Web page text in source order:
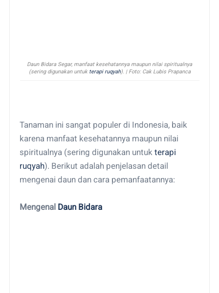
Daun Bidara Segar, manfaat kesehatannya maupun nilai spiritualnya
(sering digunakan untuk terapi ruqyah). | Foto: Cak Lubis Prapanca
Tanaman ini sangat populer di Indonesia, baik
karena manfaat kesehatannya maupun nilai
spiritualnya (sering digunakan untukterapi
ruqyah). Berikut adalah penjelasan detail
mengenai daun dan cara pemanfaatannya:
Mengenal Daun Bidara